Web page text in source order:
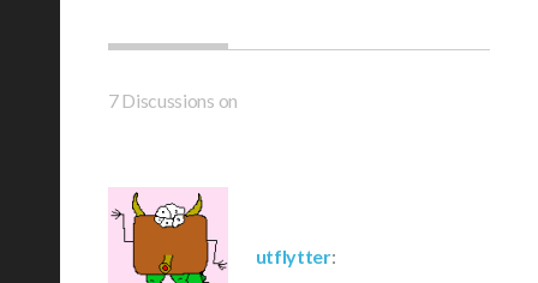
7 Discussions on
utflytter: